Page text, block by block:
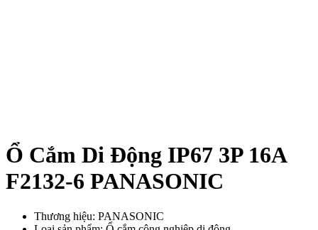
Ổ Cắm Di Động IP67 3P 16A
F2132-6 PANASONIC
Thương hiệu: PANASONIC